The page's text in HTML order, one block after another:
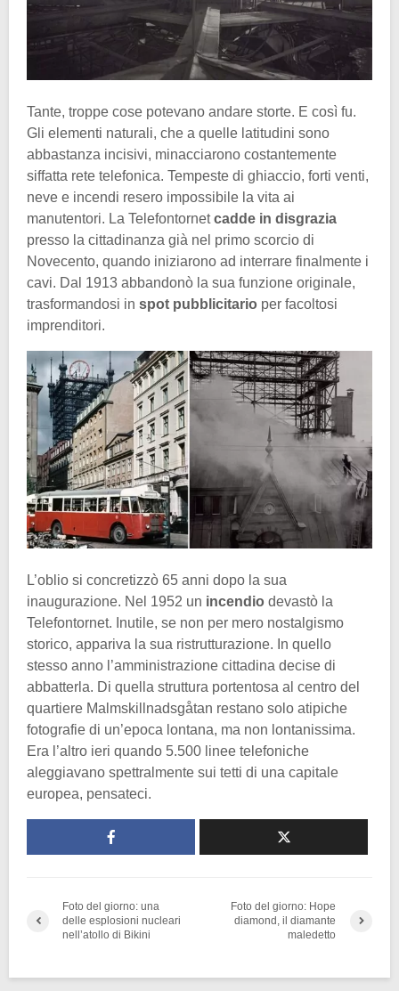
Tante, troppe cose potevano andare storte. E così fu.
Gli elementi naturali, che a quelle latitudini sono
abbastanza incisivi, minacciarono costantemente
siffatta rete telefonica. Tempeste di ghiaccio, forti venti,
neve e incendi resero impossibile la vita ai
manutentori. La Telefontornetcadde in disgrazia
presso la cittadinanza già nel primo scorcio di
Novecento, quando iniziarono ad interrare finalmente i
cavi. Dal 1913 abbandonò la sua funzione originale,
trasformandosi in spot pubblicitario per facoltosi
imprenditori.
L’oblio si concretizzò 65 anni dopo la sua
inaugurazione. Nel 1952 un incendio devastò la
Telefontornet. Inutile, se non per mero nostalgismo
storico, appariva la sua ristrutturazione. In quello
stesso anno l’amministrazione cittadina decise di
abbatterla. Di quella struttura portentosa al centro del
quartiere Malmskillnadsgåtan restano solo atipiche
fotografie di un’epoca lontana, ma non lontanissima.
Era l’altro ieri quando 5.500 linee telefoniche
aleggiavano spettralmente sui tetti di una capitale
europea, pensateci.
Foto del giorno: una
delle esplosioni nucleari
nell’atollo di Bikini
Foto del giorno: Hope
diamond, il diamante
maledetto